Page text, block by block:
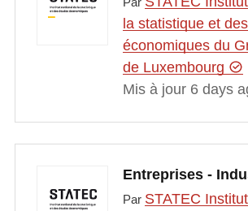
la statistique et
économiques du
de Luxembourg
Mis à jour 6 days
Entreprises -
Par STATEC